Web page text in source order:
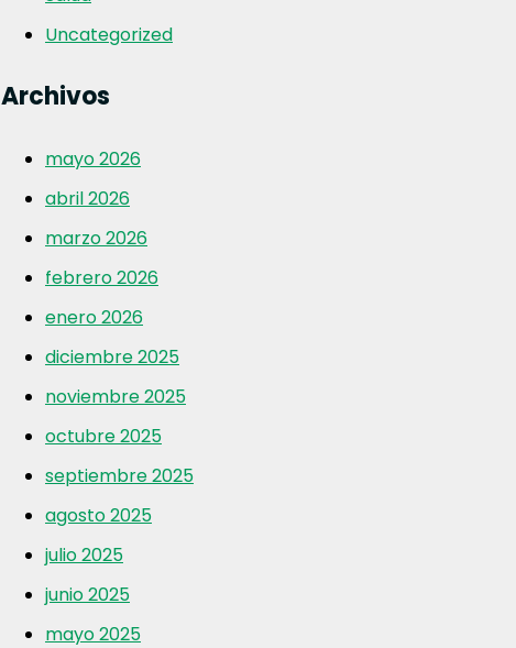
Uncategorized
Archivos
mayo 2026
abril 2026
marzo 2026
febrero 2026
enero 2026
diciembre 2025
noviembre 2025
octubre 2025
septiembre 2025
agosto 2025
julio 2025
junio 2025
mayo 2025